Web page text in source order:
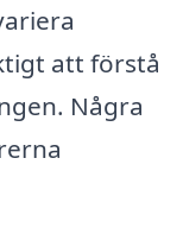
att förstå
Några